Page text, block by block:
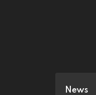
News